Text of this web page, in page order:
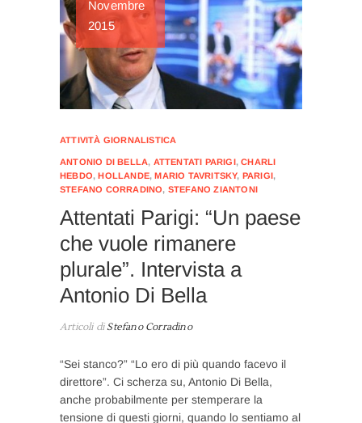
Novembre
2015
ATTIVITÀ GIORNALISTICA
ANTONIO DI BELLA, ATTENTATI PARIGI,CHARLI
HEBDO,HOLLANDE,MARIO TAVRITSKY, PARIGI,
STEFANO CORRADINO, STEFANO ZIANTONI
Attentati Parigi: “Un paese
che vuole rimanere
plurale”. Intervista a
Antonio Di Bella
Articoli diStefano Corradino
“Sei stanco?” “Lo ero di più quando facevo il
direttore”. Ci scherza su, Antonio Di Bella,
anche probabilmente per stemperare la
tensione di questi giorni, quando lo sentiamo al